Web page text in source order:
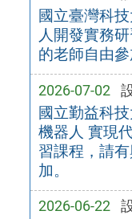
國立臺灣科
人開發實務
的老師自由參
2026-07-02
國立勤益科
機器人 實現
習課程，請
加。
2026-06-22